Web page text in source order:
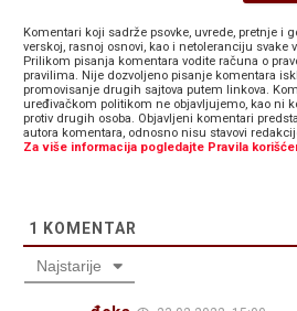
Komentari koji sadrže psovke, uvrede, pretnje i
verskoj, rasnoj osnovi, kao i netoleranciju svake
Prilikom pisanja komentara vodite računa o
pravilima. Nije dozvoljeno pisanje komentara
promovisanje drugih sajtova putem linkova.
uređivačkom politikom ne objavljujemo, kao ni
protiv drugih osoba. Objavljeni komentari
autora komentara, odnosno nisu stavovi
Za više informacija pogledajte Pravila
1 KOMENTAR
Najstarije